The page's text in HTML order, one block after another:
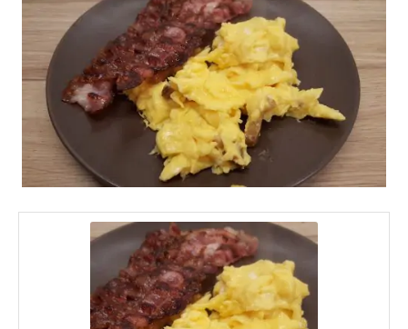
„szalonnás” ízhez csemegeszalonnát használj.
Természetesen minél jobb minőségű a
szalonna, minél kevésbé ipari, annál finomabb
lesz a rántottád.
Másrészt ami a mennyiségeket illeti, itt 6
tojásból adtam meg, ami nagyjából 2
személynek elegendő, de ez is teljesen ízlés
kérdése. A lényeg, hogy kb. 1,5 dkg szalonna
megy jól egy tojáshoz, és amikor kisült a zsírja,
annak nagyjából a harmadát-negyedét hagyd
meg, a többit tedd félre másik ételhez.